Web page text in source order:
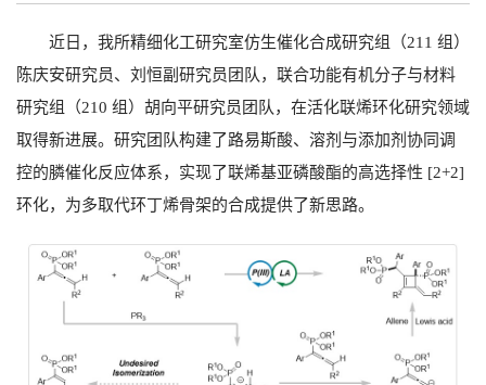
近日，我所精细化工研究室仿生催化合成研究组（211 组）
陈庆安研究员、刘恒副研究员团队，联合功能有机分子与材料
研究组（210 组）胡向平研究员团队，在活化联烯环化研究领域
取得新进展。研究团队构建了路易斯酸、溶剂与添加剂协同调
控的膦催化反应体系，实现了联烯基亚磷酸酯的高选择性 [2+2]
环化，为多取代环丁烯骨架的合成提供了新思路。